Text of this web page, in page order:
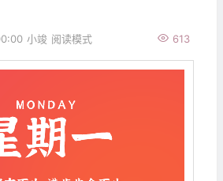
小竣 613
阅读模式